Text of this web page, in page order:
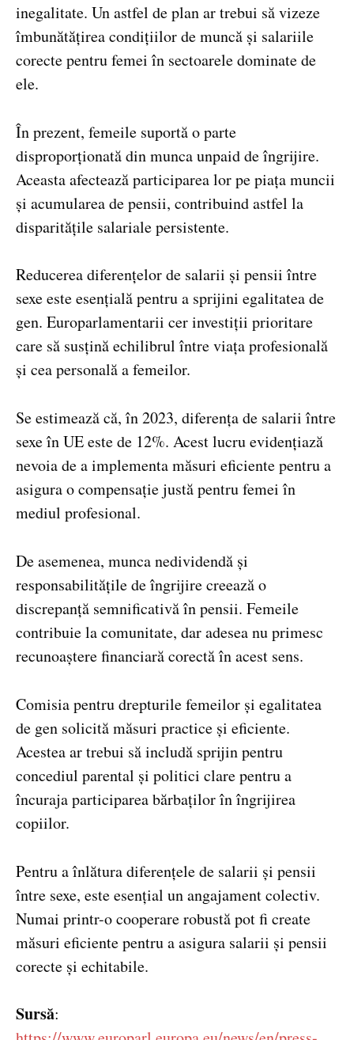
inegalitate. Un astfel de plan ar trebui să vizeze
îmbunătățirea condițiilor de muncă și salariile
corecte pentru femei în sectoarele dominate de
ele.
În prezent, femeile suportă o parte
disproporționată din munca unpaid de îngrijire.
Aceasta afectează participarea lor pe piața muncii
și acumularea de pensii, contribuind astfel la
disparitățile salariale persistente.
Reducerea diferențelor de salarii și pensii între
sexe este esențială pentru a sprijini egalitatea de
gen. Europarlamentarii cer investiții prioritare
care să susțină echilibrul între viața profesională
și cea personală a femeilor.
Se estimează că, în 2023, diferența de salarii între
sexe în UE este de 12%. Acest lucru evidențiază
nevoia de a implementa măsuri eficiente pentru a
asigura o compensație justă pentru femei în
mediul profesional.
De asemenea, munca nedividendă și
responsabilitățile de îngrijire creează o
discrepanță semnificativă în pensii. Femeile
contribuie la comunitate, dar adesea nu primesc
recunoaștere financiară corectă în acest sens.
Comisia pentru drepturile femeilor și egalitatea
de gen solicită măsuri practice și eficiente.
Acestea ar trebui să includă sprijin pentru
concediul parental și politici clare pentru a
încuraja participarea bărbaților în îngrijirea
copiilor.
Pentru a înlătura diferențele de salarii și pensii
între sexe, este esențial un angajament colectiv.
Numai printr-o cooperare robustă pot fi create
măsuri eficiente pentru a asigura salarii și pensii
corecte și echitabile.
Sursă: